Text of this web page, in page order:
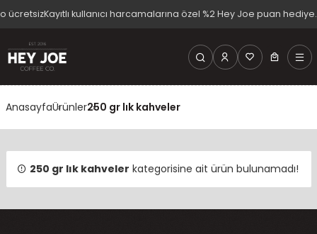
ücretsizKayıtlı kullanıcı harcamalarına özel %2 Hey Joe puan hediye.
AnasayfaÜrünler250 gr lık kahveler
250 gr lık kahveler kategorisine ait ürün bulunamadı!